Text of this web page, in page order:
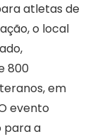
atletas de
o local
800
em
evento
para a